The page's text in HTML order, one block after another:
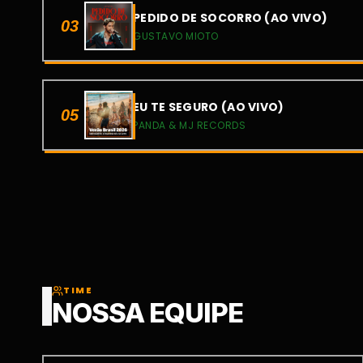
03 PEDIDO DE SOCORRO (AO VIVO)
GUSTAVO MIOTO
05 EU TE SEGURO (AO VIVO)
PANDA & MJ RECORDS
TIME
NOSSA EQUIPE